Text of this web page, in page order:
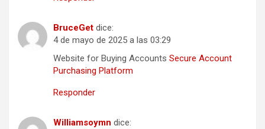
BruceGet dice:
4 de mayo de 2025 a las 03:29
Website for Buying Accounts Secure Account
Purchasing Platform
Responder
Williamsoymn dice: